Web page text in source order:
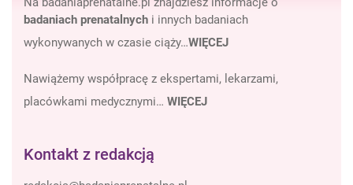
badaniach prenatalnych i innych badaniach
wykonywanych w czasie ciąży…WIĘCEJ
Nawiążemy współpracę z ekspertami, lekarzami,
placówkami medycznymi… WIĘCEJ
Kontakt z redakcją